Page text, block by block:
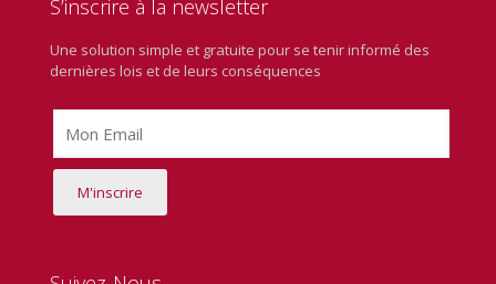
S’inscrire à la newsletter
Une solution simple et gratuite pour se tenir informé des
dernières lois et de leurs conséquences